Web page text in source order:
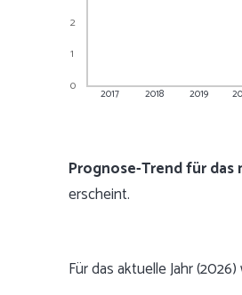
0
1
2
2017 2018 2019
Prognose-Trend für das
erscheint.
Für das aktuelle Jahr